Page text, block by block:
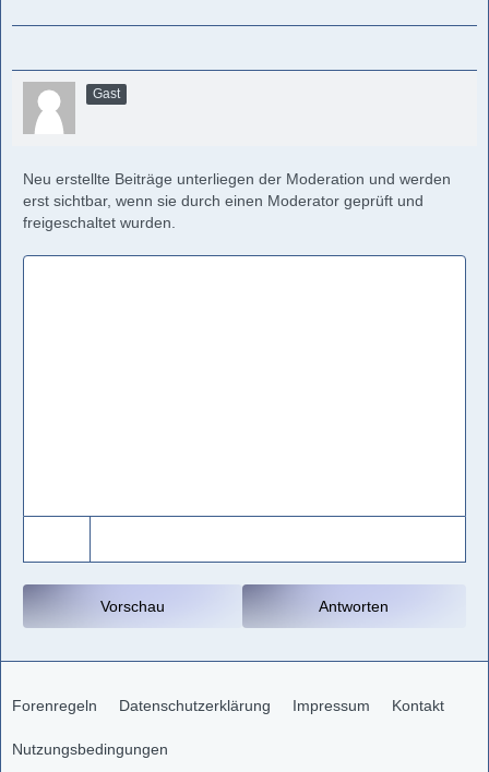
Gast
Neu erstellte Beiträge unterliegen der Moderation und werden
erst sichtbar, wenn sie durch einen Moderator geprüft und
freigeschaltet wurden.
Antworten
Vorschau
Forenregeln Datenschutzerklärung Impressum Kontakt
Nutzungsbedingungen